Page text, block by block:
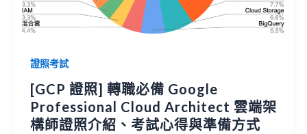
證照考試
[GCP 證照] 轉職必備 Google
Professional Cloud Architect 雲端架
構師證照介紹、考試心得與準備方式